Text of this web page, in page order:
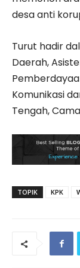
desa anti
Turut hadir
Daerah,
Komunikasi
Tengah,
TOPIK KPK